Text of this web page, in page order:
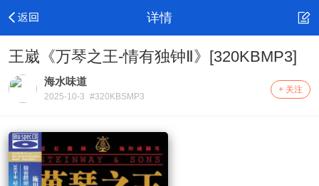
详情
王崴《万琴之王-情有独钟Ⅱ》[320KBMP3]
海水味道
2025-10-3 #320KBSMP3
+ 关注